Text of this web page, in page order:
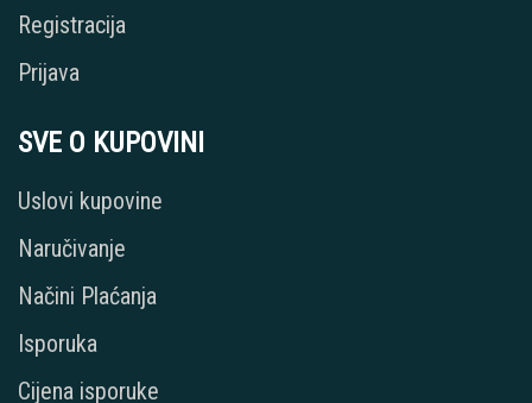
Registracija
Prijava
SVE O KUPOVINI
Uslovi kupovine
Naručivanje
Načini Plaćanja
Isporuka
Cijena isporuke